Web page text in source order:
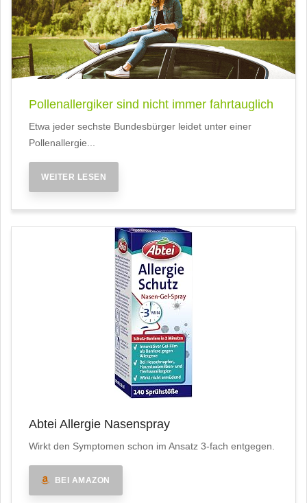
Pollenallergiker sind nicht immer fahrtauglich
Etwa jeder sechste Bundesbürger leidet unter einer
Pollenallergie...
WEITER LESEN
Abtei Allergie Nasenspray
Wirkt den Symptomen schon im Ansatz 3-fach entgegen.
BEI AMAZON